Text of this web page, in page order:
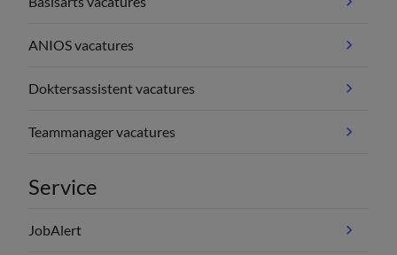
ANIOS vacatures
Doktersassistent vacatures
Teammanager vacatures
Service
JobAlert